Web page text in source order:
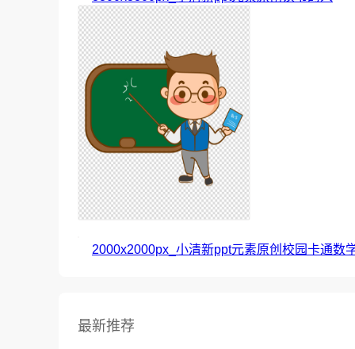
2000x2000px_小清新ppt元素原创校园卡通数
最新推荐